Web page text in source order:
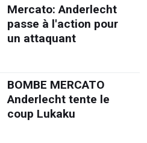
Mercato: Anderlecht
passe à l'action pour
un attaquant
BOMBE MERCATO
Anderlecht tente le
coup Lukaku